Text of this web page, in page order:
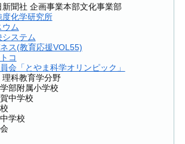
聞社 企画事業本部文化事業部
化学研究所
ウム
ステム
ス(教育応援VOL55)
コ
会「とやま科学オリンピック」
科教育学分野
部附属小学校
中学校
学校